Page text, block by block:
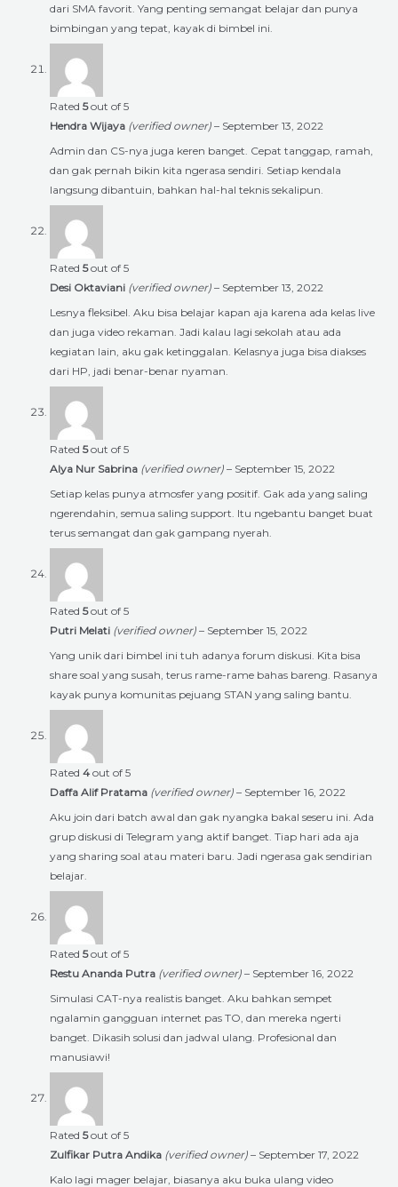
dari SMA favorit. Yang penting semangat belajar dan punya
bimbingan yang tepat, kayak di bimbel ini.
Rated 5out of 5
Hendra Wijaya (verified owner) – September 13, 2022
Admin dan CS-nya juga keren banget. Cepat tanggap, ramah,
dan gak pernah bikin kita ngerasa sendiri. Setiap kendala
langsung dibantuin, bahkan hal-hal teknis sekalipun.
Rated 5out of 5
Desi Oktaviani (verified owner) – September 13, 2022
Lesnya fleksibel. Aku bisa belajar kapan aja karena ada kelas live
dan juga video rekaman. Jadi kalau lagi sekolah atau ada
kegiatan lain, aku gak ketinggalan. Kelasnya juga bisa diakses
dari HP, jadi benar-benar nyaman.
Rated 5out of 5
Alya Nur Sabrina (verified owner) – September 15, 2022
Setiap kelas punya atmosfer yang positif. Gak ada yang saling
ngerendahin, semua saling support. Itu ngebantu banget buat
terus semangat dan gak gampang nyerah.
Rated 5out of 5
Putri Melati (verified owner) – September 15, 2022
Yang unik dari bimbel ini tuh adanya forum diskusi. Kita bisa
share soal yang susah, terus rame-rame bahas bareng. Rasanya
kayak punya komunitas pejuang STAN yang saling bantu.
Rated 4 out of 5
Daffa Alif Pratama (verified owner) – September 16, 2022
Aku join dari batch awal dan gak nyangka bakal seseru ini. Ada
grup diskusi di Telegram yang aktif banget. Tiap hari ada aja
yang sharing soal atau materi baru. Jadi ngerasa gak sendirian
belajar.
Rated 5out of 5
Restu Ananda Putra (verified owner) – September 16, 2022
Simulasi CAT-nya realistis banget. Aku bahkan sempet
ngalamin gangguan internet pas TO, dan mereka ngerti
banget. Dikasih solusi dan jadwal ulang. Profesional dan
manusiawi!
Rated 5out of 5
Zulfikar Putra Andika (verified owner) – September 17, 2022
Kalo lagi mager belajar, biasanya aku buka ulang video